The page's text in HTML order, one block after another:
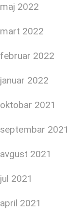
maj 2022
mart 2022
februar 2022
januar 2022
oktobar 2021
septembar 2021
avgust 2021
jul 2021
april 2021